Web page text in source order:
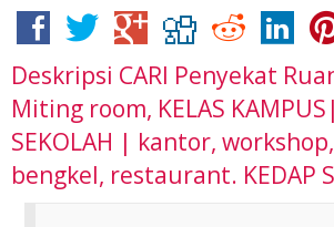
Deskripsi CARI Penyekat
Miting room, KELAS
SEKOLAH | kantor,
bengkel, restaurant. KEDAP